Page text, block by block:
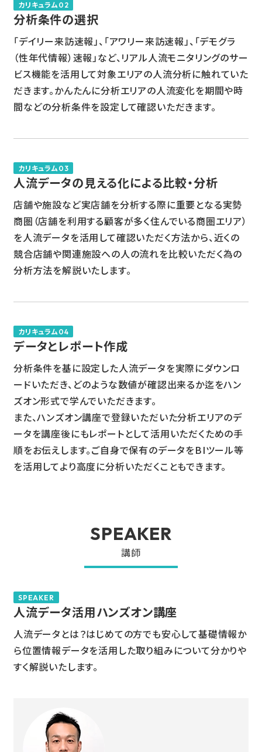
カリキュラム02
分析条件の選択
「デイリー来訪速報」、「アワリー来訪速報」、「デモグラ
（性年代情報）速報」など、リアル人流モニタリングのサー
ビス機能を活用して対象エリアの人流分析に触れていた
だきます。かんたんに分析エリアの人流変化を期間や時
間などの分析条件を設定して確認いただきます。
カリキュラム03
人流データの見える化による比較・分析
店舗や施設など実店舗を分析する際に重要となる実勢
商圏（店舗を利用する顧客が多く住んでいる商圏エリア）
を人流データを活用して確認いただく方法から、近くの
競合店舗や関連施設への人の流れを比較いただく為の
分析方法を解説いたします。
カリキュラム04
データとレポート作成
分析条件を基に設定した人流データを実際にダウンロ
ードいただき、どのような数値が確認出来るか迄をハン
ズオン形式で学んでいただきます。
また、ハンズオン講座で登録いただいた分析エリアのデ
ータを講座後にもレポートとして活用いただくための手
順をお伝えします。ご自身で保有のデータをBIツール等
を活用してより高度に分析いただくこともできます。
SPEAKER
講師
SPEAKER
人流データ活用ハンズオン講座
人流データとは？はじめての方でも安心して基礎情報か
ら位置情報データを活用した取り組みについて分かりや
すく解説いたします。